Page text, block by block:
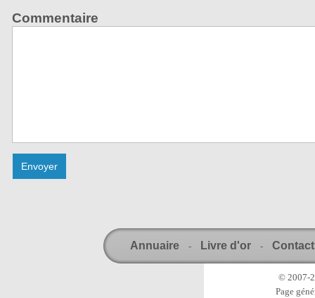
Commentaire
Annuaire - Livre d'or - Contact
© 2007-
Page